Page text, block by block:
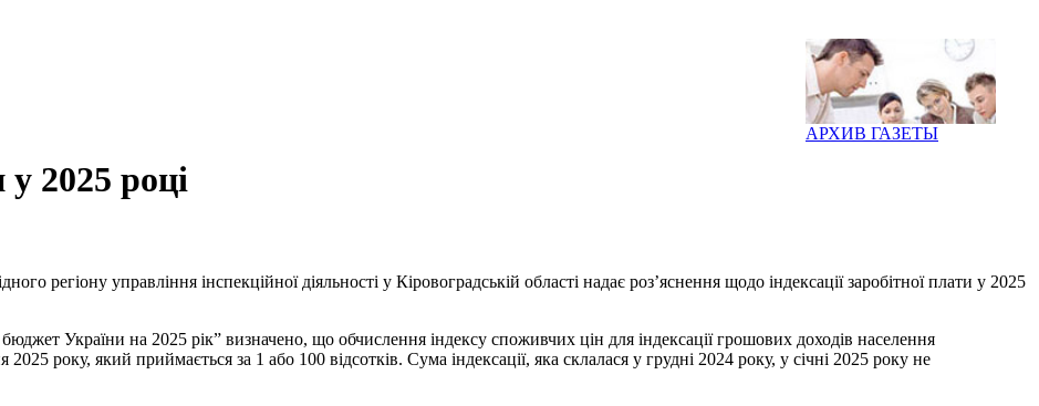
АРХИВ ГАЗЕТЫ
у 2025 році
регіону управління інспекційної діяльності у Кіровоградській області надає роз’яснення щодо індексації заробітної плати у 2025
України на 2025 рік” визначено, що обчислення індексу споживчих цін для індексації грошових доходів населення
року, який приймається за 1 або 100 відсотків. Сума індексації, яка склалася у грудні 2024 року, у січні 2025 року не